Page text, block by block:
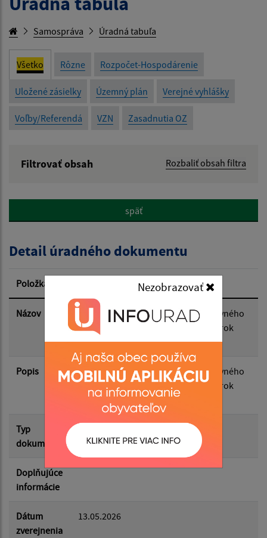
Nezobrazovať
Samospráva Úradná tabuľa
Všetko Rôzne Rozpočet-Hospodárenie
Uložené zásielky Územný plán Verejné vyhlášky
Voľby/Referendá VZN Zasadnutia OZ
Filtrovať obsah Rozbaliť obsah filtra
Popis:
Dátum zverejnenia od:
Dátum zverejnenia do:
Filtrovať Reset
späť
Detail úradného dokumentu
Položka
Názov
Návrh plánu kontrolnej činnosti hlavného
kontrolóra obce Kapušany na II. polrok
2026
Popis
Návrh plánu kontrolnej činnosti hlavného
kontrolóra obce Kapušany na II. polrok
2026
Typ
dokumentu
Doplňujúce
informácie
Dátum
zverejnenia
13.05.2026